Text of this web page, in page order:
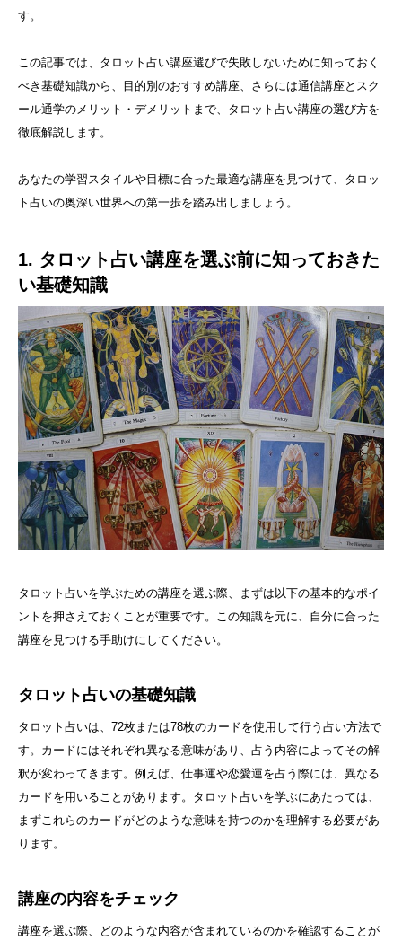
す。
この記事では、タロット占い講座選びで失敗しないために知っておく
べき基礎知識から、目的別のおすすめ講座、さらには通信講座とスク
ール通学のメリット・デメリットまで、タロット占い講座の選び方を
徹底解説します。
あなたの学習スタイルや目標に合った最適な講座を見つけて、タロッ
ト占いの奥深い世界への第一歩を踏み出しましょう。
1. タロット占い講座を選ぶ前に知っておきた
い基礎知識
タロット占いを学ぶための講座を選ぶ際、まずは以下の基本的なポイ
ントを押さえておくことが重要です。この知識を元に、自分に合った
講座を見つける手助けにしてください。
タロット占いの基礎知識
タロット占いは、72枚または78枚のカードを使用して行う占い方法で
す。カードにはそれぞれ異なる意味があり、占う内容によってその解
釈が変わってきます。例えば、仕事運や恋愛運を占う際には、異なる
カードを用いることがあります。タロット占いを学ぶにあたっては、
まずこれらのカードがどのような意味を持つのかを理解する必要があ
ります。
講座の内容をチェック
講座を選ぶ際、どのような内容が含まれているのかを確認することが